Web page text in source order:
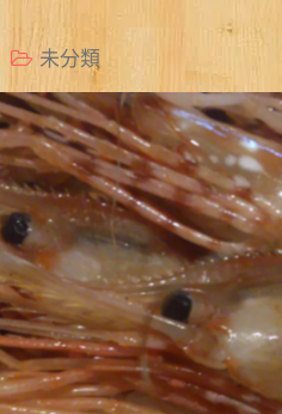
未分類